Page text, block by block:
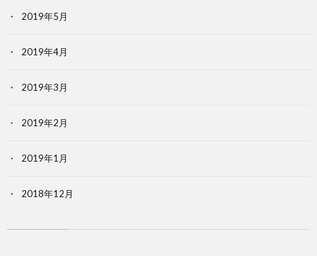
2019年5月
2019年4月
2019年3月
2019年2月
2019年1月
2018年12月